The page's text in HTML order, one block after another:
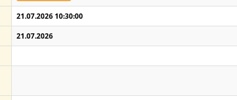
21.07.2026 10:30:00
21.07.2026